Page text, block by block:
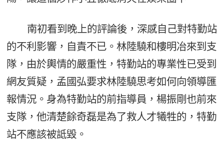
南初看到晚上的評論後，深感自己對特勤站
的不利影響，自責不已。林陸驍和樓明冶來到支
隊，由於輿情的嚴重性，特勤站的專業性已受到
網友質疑，孟國弘要求林陸驍思考如何向領導匯
報情況。身為特勤站的前指導員，楊振剛也前來
支隊，他清楚餘奇磊是為了救人才犧牲的，特勤
站不應該被詆毀。